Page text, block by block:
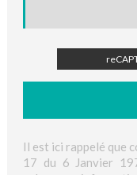
Il est ici rappelé que
17 du 6 Janvier